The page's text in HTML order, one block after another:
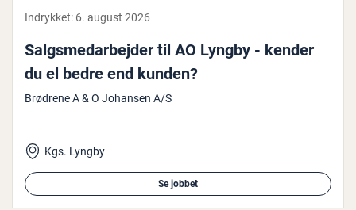
Indrykket: 6. august 2026
Salgs­me­d­ar­bej­der til AO Lyngby - kender
du el bedre end kunden?
Brødrene A & O Johansen A/S
Kgs. Lyngby
Se jobbet